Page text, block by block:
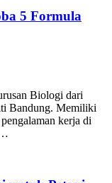
5 Formula
Biologi dari
Bandung. Memiliki
kerja di